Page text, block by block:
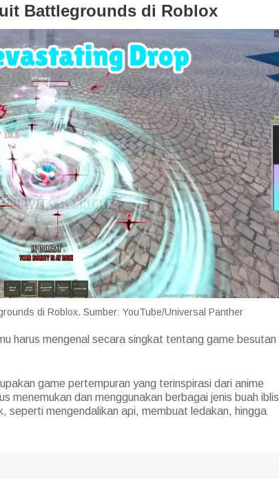
Battlegrounds di Roblox
di Roblox. Sumber: YouTube/Universal Panther
harus mengenal secara singkat tentang game besutan
game pertempuran yang terinspirasi dari anime
menemukan dan menggunakan berbagai jenis buah iblis
seperti mengendalikan api, membuat ledakan, hingga